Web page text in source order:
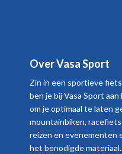
Over Vasa Sport
Zin in een sportieve
ben je bij Vasa Sport
om je optimaal te laten
mountainbiken,
reizen en evenementen
het benodigde materiaal.